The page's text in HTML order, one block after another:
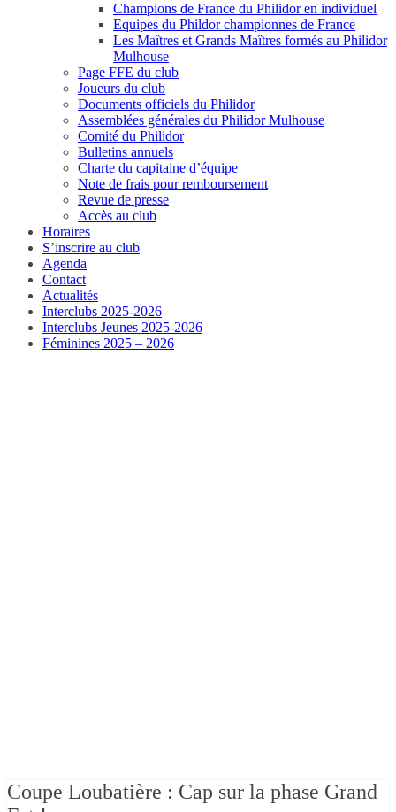
Champions de France du Philidor en individuel
Equipes du Phildor championnes de France
Les Maîtres et Grands Maîtres formés au Philidor
Mulhouse
Page FFE du club
Joueurs du club
Documents officiels du Philidor
Assemblées générales du Philidor Mulhouse
Comité du Philidor
Bulletins annuels
Charte du capitaine d’équipe
Note de frais pour remboursement
Revue de presse
Accès au club
Horaires
S’inscrire au club
Agenda
Contact
Actualités
Interclubs 2025-2026
Interclubs Jeunes 2025-2026
Féminines 2025 – 2026
Coupe Loubatière : Cap sur la phase Grand